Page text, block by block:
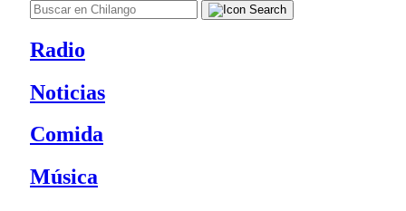
Radio
Noticias
Comida
Música